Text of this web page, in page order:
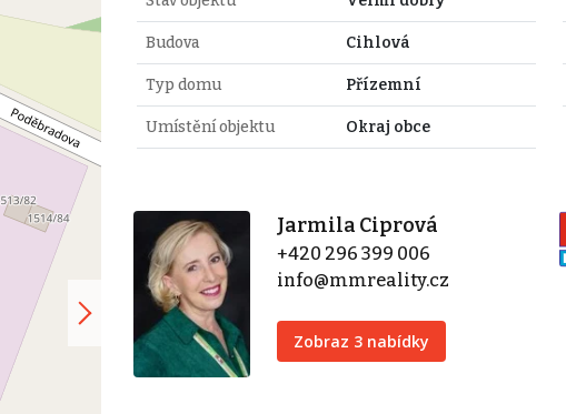
Budova Cihlová
Typ domu Přízemní
Umístění objektu Okraj obce
Jarmila Ciprová
+420 296 399 006
info@mmreality.cz
Zobraz 3 nabídky